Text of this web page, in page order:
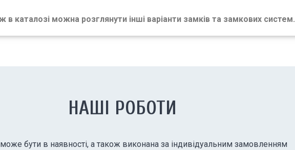
в каталозі можна розглянути інші варіанти замків та замкових систем.
НАШІ РОБОТИ
бути в наявності, а також виконана за індивідуальним замовленням